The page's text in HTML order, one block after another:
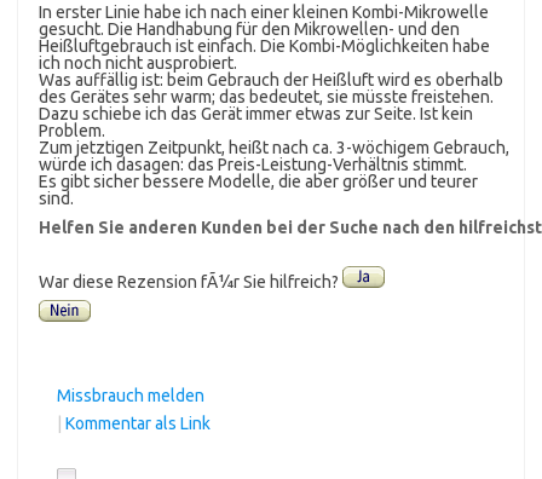
In erster Linie habe ich nach einer kleinen Kombi-Mikrowelle
gesucht. Die Handhabung für den Mikrowellen- und den
Heißluftgebrauch ist einfach. Die Kombi-Möglichkeiten habe
ich noch nicht ausprobiert.
Was auffällig ist: beim Gebrauch der Heißluft wird es oberhalb
des Gerätes sehr warm; das bedeutet, sie müsste freistehen.
Dazu schiebe ich das Gerät immer etwas zur Seite. Ist kein
Problem.
Zum jetztigen Zeitpunkt, heißt nach ca. 3-wöchigem Gebrauch,
würde ich dasagen: das Preis-Leistung-Verhältnis stimmt.
Es gibt sicher bessere Modelle, die aber größer und teurer
sind.
Helfen Sie anderen Kunden bei der Suche nach den
War diese Rezension fÃ¼r Sie hilfreich?
Missbrauch melden
Kommentar als Link